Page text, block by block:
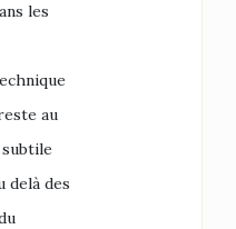
les
au
delà des